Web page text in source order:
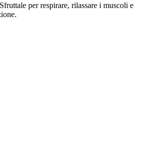
per respirare, rilassare i muscoli e